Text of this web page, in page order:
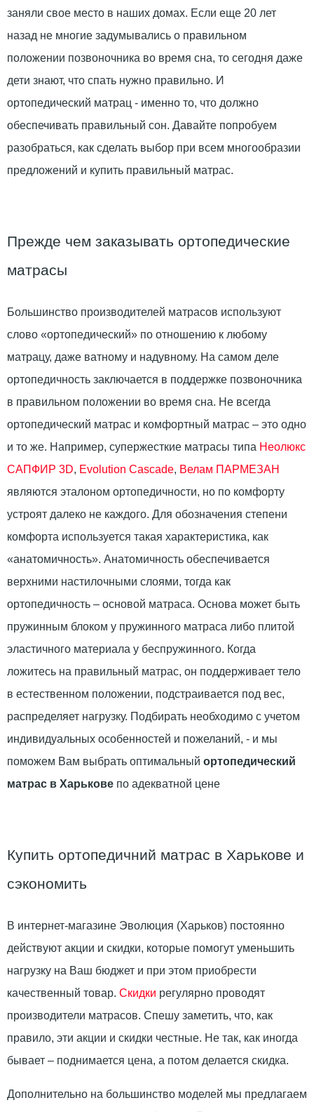
заняли свое место в наших домах. Если еще 20 лет
назад не многие задумывались о правильном
положении позвоночника во время сна, то сегодня даже
дети знают, что спать нужно правильно. И
ортопедический матрац - именно то, что должно
обеспечивать правильный сон. Давайте попробуем
разобраться, как сделать выбор при всем многообразии
предложений и купить правильный матрас.
Прежде чем заказывать ортопедические
матрасы
Большинство производителей матрасов используют
слово «ортопедический» по отношению к любому
матрацу, даже ватному и надувному. На самом деле
ортопедичность заключается в поддержке позвоночника
в правильном положении во время сна. Не всегда
ортопедический матрас и комфортный матрас – это одно
и то же. Например, супержесткие матрасы типа Неолюкс
САПФИР 3D, Evolution Cascade, Велам ПАРМЕЗАН
являются эталоном ортопедичности, но по комфорту
устроят далеко не каждого. Для обозначения степени
комфорта используется такая характеристика, как
«анатомичность». Анатомичность обеспечивается
верхними настилочными слоями, тогда как
ортопедичность – основой матраса. Основа может быть
пружинным блоком у пружинного матраса либо плитой
эластичного материала у беспружинного. Когда
ложитесь на правильный матрас, он поддерживает тело
в естественном положении, подстраивается под вес,
распределяет нагрузку. Подбирать необходимо с учетом
индивидуальных особенностей и пожеланий, - и мы
поможем Вам выбрать оптимальный ортопедический
матрас в Харькове по адекватной цене
Купить ортопедичний матрас в Харькове и
сэкономить
В интернет-магазине Эволюция (Харьков) постоянно
действуют акции и скидки, которые помогут уменьшить
нагрузку на Ваш бюджет и при этом приобрести
качественный товар. Скидки регулярно проводят
производители матрасов. Спешу заметить, что, как
правило, эти акции и скидки честные. Не так, как иногда
бывает – поднимается цена, а потом делается скидка.
Дополнительно на большинство моделей мы предлагаем